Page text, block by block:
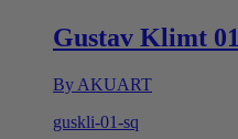
Gustav Klimt 01
By AKUART
guskli-01-sq